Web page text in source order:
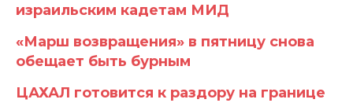
израильским кадетам МИД
«Марш возвращения» в пятницу снова
обещает быть бурным
ЦАХАЛ готовится к раздору на границе